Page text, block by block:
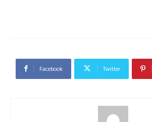
Facebook Twitter